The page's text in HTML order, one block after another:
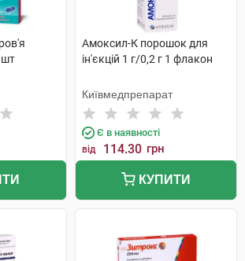
шт
Амоксил-К порошок для
ін'єкцій 1 г/0,2 г 1 флакон
Київмедпрепарат
Є в наявності
від 114.30 грн
КУПИТИ